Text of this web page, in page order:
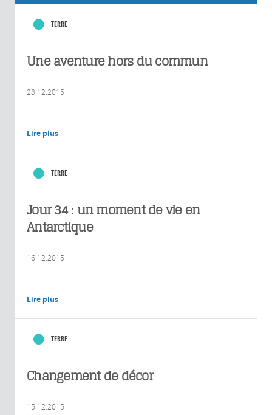
TERRE
Une aventure hors du commun
28.12.2015
Lire plus
TERRE
Jour 34 : un moment de vie en
Antarctique
16.12.2015
Lire plus
TERRE
Changement de décor
15.12.2015